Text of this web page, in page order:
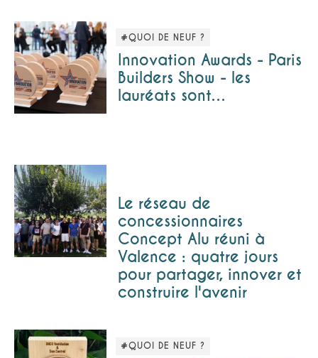
#QUOI DE NEUF ?
Innovation Awards - Paris
Builders Show - les
lauréats sont…
Le réseau de
concessionnaires
Concept Alu réuni à
Valence : quatre jours
pour partager, innover et
construire l'avenir
#QUOI DE NEUF ?